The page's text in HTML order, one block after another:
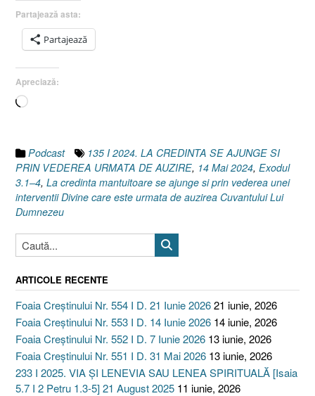
Partajează asta:
Partajează
Apreciază:
Încarc...
Podcast
135 I 2024. LA CREDINTA SE AJUNGE SI
PRIN VEDEREA URMATA DE AUZIRE, 14 Mai 2024, Exodul
3.1–4, La credinta mantuitoare se ajunge si prin vederea unei
interventii Divine care este urmata de auzirea Cuvantului Lui
Dumnezeu
ARTICOLE RECENTE
Foaia Creștinului Nr. 554 I D. 21 Iunie 202621 iunie, 2026
Foaia Creștinului Nr. 553 I D. 14 Iunie 2026 14 iunie, 2026
Foaia Creștinului Nr. 552 I D. 7 Iunie 2026 13 iunie, 2026
Foaia Creștinului Nr. 551 I D. 31 Mai 2026 13 iunie, 2026
233 I 2025. VIA ȘI LENEVIA SAU LENEA SPIRITUALĂ [Isaia
5.7 I 2 Petru 1.3-5] 21 August 2025 11 iunie, 2026